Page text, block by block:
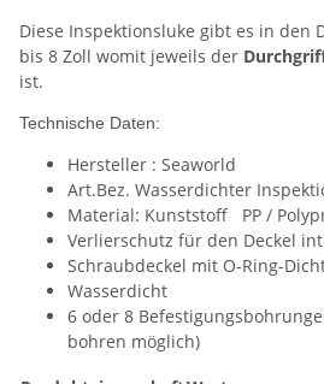
Diese Inspektionsluke gibt es in den
bis 8 Zoll womit jeweils der
ist.
Technische Daten:
Hersteller : Seaworld
Art.Bez. Wasserdichter
Material: Kunststoff PP /
Verlierschutz für den Deckel
Schraubdeckel mit O-Ring-
Wasserdicht
6 oder 8
bohren möglich)